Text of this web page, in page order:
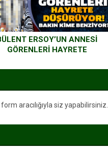
ERSOY’UN ANNESİ
GÖRENLERİ HAYRETE
BENZİYOR? ÇOK
aracılığıyla siz yapabilirsiniz.